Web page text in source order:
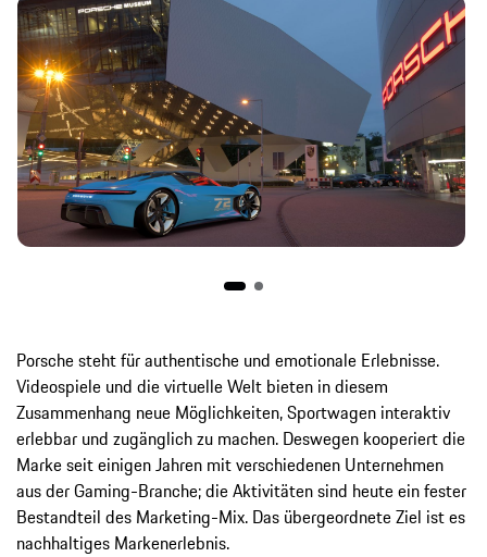
Porsche steht für authentische und emotionale Erlebnisse.
Videospiele und die virtuelle Welt bieten in diesem
Zusammenhang neue Möglichkeiten, Sportwagen interaktiv
erlebbar und zugänglich zu machen. Deswegen kooperiert die
Marke seit einigen Jahren mit verschiedenen Unternehmen
aus der Gaming-Branche; die Aktivitäten sind heute ein fester
Bestandteil des Marketing-Mix. Das übergeordnete Ziel ist es
nachhaltiges Markenerlebnis.